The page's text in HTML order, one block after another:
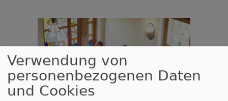
Verwendung von
personenbezogenen Daten
und Cookies